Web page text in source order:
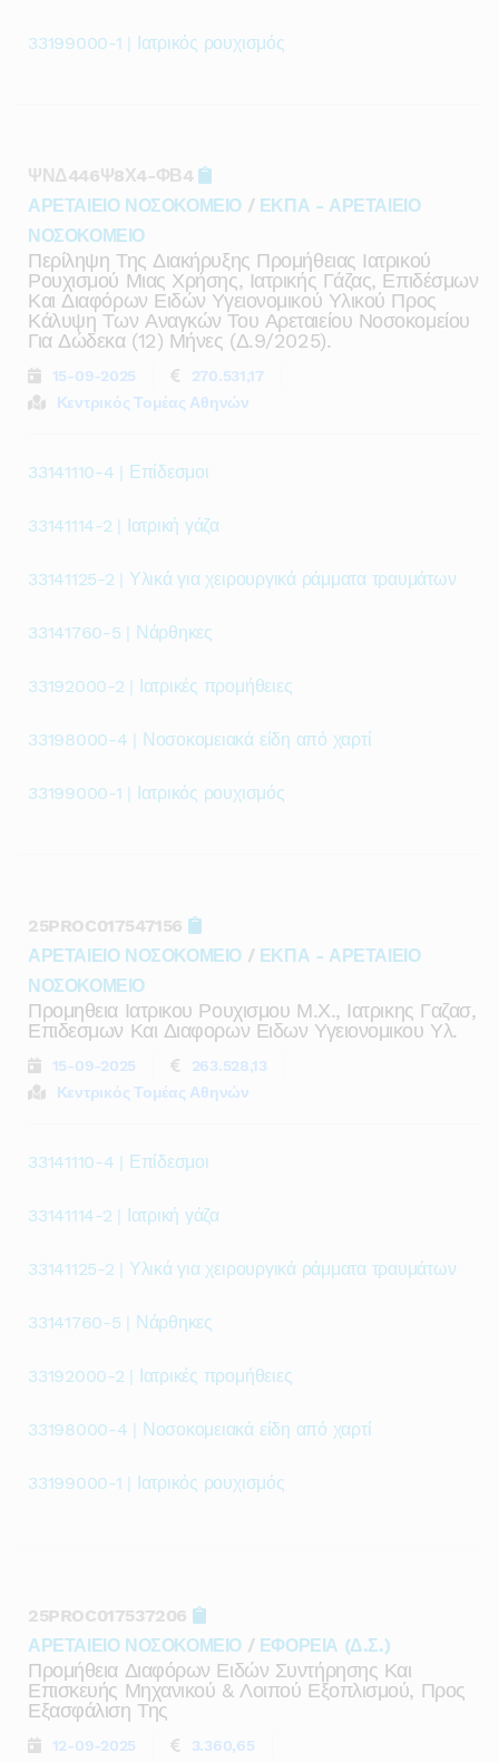
33199000-1 | Ιατρικός ρουχισμός
ΨΝΔ446Ψ8Χ4-ΦΒ4
ΑΡΕΤΑΙΕΙΟ ΝΟΣΟΚΟΜΕΙΟ / ΕΚΠΑ - ΑΡΕΤΑΙΕΙΟ
ΝΟΣΟΚΟΜΕΙΟ
Περίληψη Της Διακήρυξης Προμήθειας Ιατρικού
Ρουχισμού Μιας Χρήσης, Ιατρικής Γάζας, Επιδέσμων
Και Διαφόρων Ειδών Υγειονομικού Υλικού Προς
Κάλυψη Των Αναγκών Του Αρεταιείου Νοσοκομείου
Για Δώδεκα (12) Μήνες (δ.9/2025).
15-09-2025
270.531,17
Κεντρικός Τομέας Αθηνών
33141110-4 | Επίδεσμοι
33141114-2 | Ιατρική γάζα
33141125-2 | Υλικά για χειρουργικά ράμματα τραυμάτων
33141760-5 | Νάρθηκες
33192000-2 | Ιατρικές προμήθειες
33198000-4 | Νοσοκομειακά είδη από χαρτί
33199000-1 | Ιατρικός ρουχισμός
25PROC017547156
ΑΡΕΤΑΙΕΙΟ ΝΟΣΟΚΟΜΕΙΟ / ΕΚΠΑ - ΑΡΕΤΑΙΕΙΟ
ΝΟΣΟΚΟΜΕΙΟ
Προμηθεια Ιατρικου Ρουχισμου Μ.χ., Ιατρικης Γαζασ,
Επιδεσμων Και Διαφορων Ειδων Υγειονομικου Υλ.
15-09-2025
263.528,13
Κεντρικός Τομέας Αθηνών
33141110-4 | Επίδεσμοι
33141114-2 | Ιατρική γάζα
33141125-2 | Υλικά για χειρουργικά ράμματα τραυμάτων
33141760-5 | Νάρθηκες
33192000-2 | Ιατρικές προμήθειες
33198000-4 | Νοσοκομειακά είδη από χαρτί
33199000-1 | Ιατρικός ρουχισμός
25PROC017537206
ΑΡΕΤΑΙΕΙΟ ΝΟΣΟΚΟΜΕΙΟ / ΕΦΟΡΕΙΑ (Δ.Σ.)
Προμήθεια Διαφόρων Ειδών Συντήρησης Και
Επισκευής Μηχανικού & Λοιπού Εξοπλισμού, Προς
Εξασφάλιση Της
12-09-2025
3.360,65